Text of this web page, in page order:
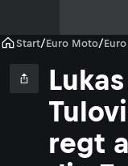
Start/Euro Moto/
Lukas
regt